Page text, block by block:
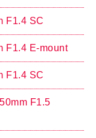
F1.4 SC
F1.4 E-mount
F1.4 SC
F1.5